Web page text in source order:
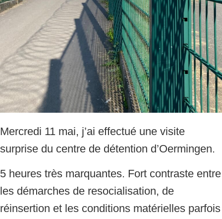
Mercredi 11 mai, j’ai effectué une visite
surprise du centre de détention d’Oermingen.
5 heures très marquantes. Fort contraste entre
les démarches de resocialisation, de
réinsertion et les conditions matérielles parfois